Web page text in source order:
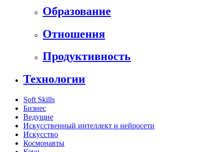
Образование
Отношения
Продуктивность
Технологии
Soft Skills
Бизнес
Ведущие
Искусственный интеллект и нейросети
Искусство
Космонавты